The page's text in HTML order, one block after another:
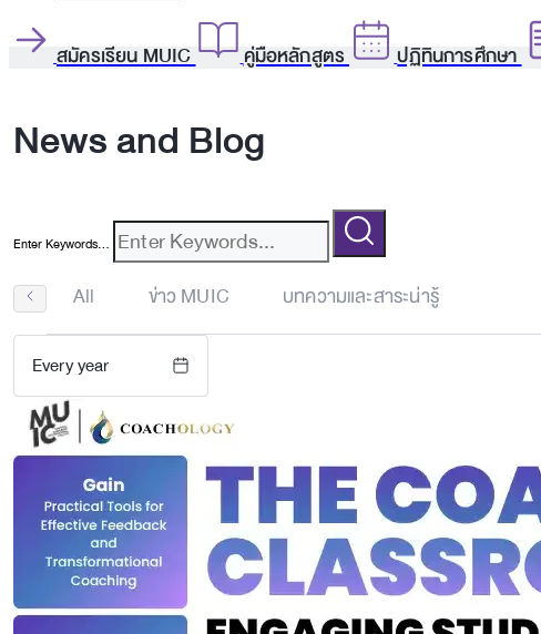
สมัครเรียน MUIC คู่มือหลักสูตร ปฏิทินการศึกษา
News and Blog
Enter Keywords...
All ข่าว MUIC บทความและสาระน่ารู้
Every year